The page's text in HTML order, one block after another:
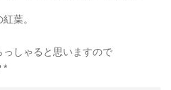
葉。
しゃると思いますので
*